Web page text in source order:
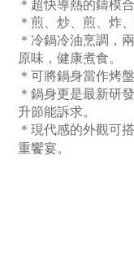
＊超快導熱的鑄模
＊煎、炒、煎、炸
＊冷鍋冷油烹調，
原味，健康煮食。
＊可將鍋身當作烤
＊鍋身更是最新研
升節能訴求。
＊現代感的外觀可
重饗宴。